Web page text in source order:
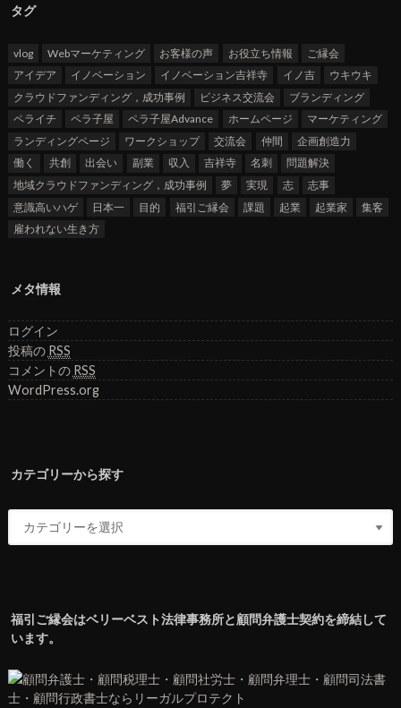
タグ
vlog Webマーケティング お客様の声 お役立ち情報
ご縁会
アイデア
イノベーション イノベーション吉祥寺 イノ吉
ウキウキ
クラウドファンディング，成功事例
ビジネス交流会
ブランディング
ペライチ
ペラ子屋 ペラ子屋Advance ホームページ
マーケティング
ランディングページ
ワークショップ 交流会 仲間
企画創造力
働く
共創 出会い 副業 収入 吉祥寺 名刺
問題解決
地域クラウドファンディング，成功事例
夢 実現 志
志事
意識高いハゲ
日本一 目的 福引ご縁会 課題 起業 起業家
集客
雇われない生き方
メタ情報
ログイン
投稿の RSS
コメントの RSS
WordPress.org
カテゴリーから探す
福引ご縁会はベリーベスト法律事務所と顧問弁護士契約を締結して
います。